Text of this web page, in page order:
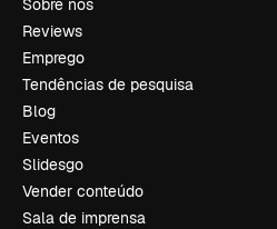
Sobre nós
Reviews
Emprego
Tendências de pesquisa
Blog
Eventos
Slidesgo
Vender conteúdo
Sala de imprensa